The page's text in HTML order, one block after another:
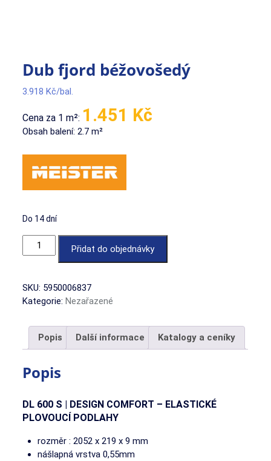
Dub fjord béžovošedý
3.918Kč
Cena za 1 m²: 1.451 Kč
Obsah balení: 2.7 m²
Do 14 dní
Dub fjord béžovošedý množství
Přidat do objednávky
SKU: 5950006837
Kategorie:Nezařazené
Popis Další informace Katalogy a ceníky
Popis
DL 600 S | DESIGN COMFORT – ELASTICKÉ
PLOVOUCÍ PODLAHY
rozměr : 2052 x 219 x 9 mm
nášlapná vrstva 0,55mm